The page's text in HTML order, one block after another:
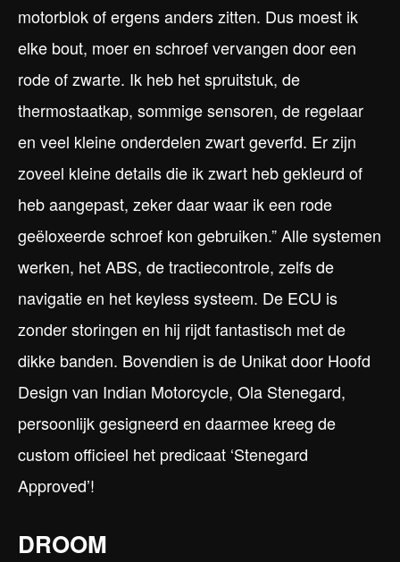
motorblok of ergens anders zitten. Dus moest ik
elke bout, moer en schroef vervangen door een
rode of zwarte. Ik heb het spruitstuk, de
thermostaatkap, sommige sensoren, de regelaar
en veel kleine onderdelen zwart geverfd. Er zijn
zoveel kleine details die ik zwart heb gekleurd of
heb aangepast, zeker daar waar ik een rode
geëloxeerde schroef kon gebruiken.” Alle systemen
werken, het ABS, de tractiecontrole, zelfs de
navigatie en het keyless systeem. De ECU is
zonder storingen en hij rijdt fantastisch met de
dikke banden. Bovendien is de Unikat door Hoofd
Design van Indian Motorcycle, Ola Stenegard,
persoonlijk gesigneerd en daarmee kreeg de
custom officieel het predicaat ‘Stenegard
Approved’!
DROOM